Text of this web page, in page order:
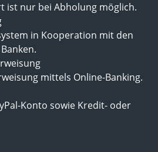
ist nur bei Abholung möglich.
in Kooperation mit den
mittels Online-Banking.
Konto sowie Kredit- oder